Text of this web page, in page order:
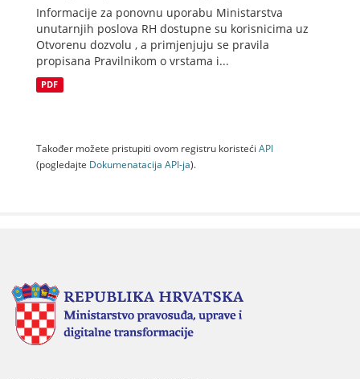
Informacije za ponovnu uporabu Ministarstva
unutarnjih poslova RH dostupne su korisnicima uz
Otvorenu dozvolu , a primjenjuju se pravila
propisana Pravilnikom o vrstama i...
PDF
Također možete pristupiti ovom registru koristeći API
(pogledajte Dokumenаtаcijа API-jа).